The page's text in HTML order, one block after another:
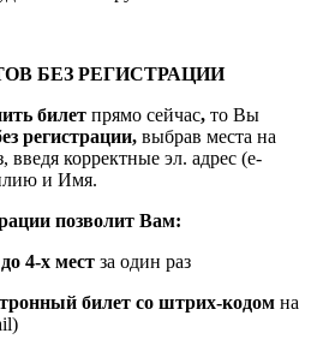
БЕЗ РЕГИСТРАЦИИ
билет прямо сейчас, то Вы
регистрации, выбрав места на
введя корректные эл. адрес (e-
и Имя.
позволит Вам:
до 4-х мест за один раз
билет со штрих-кодом на